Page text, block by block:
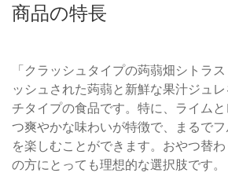
商品の特長
「クラッシュタイプの蒟蒻畑シトラ
ッシュされた蒟蒻と新鮮な果汁ジュ
チタイプの食品です。特に、ライム
つ爽やかな味わいが特徴で、まるで
を楽しむことができます。おやつ替
の方にとっても理想的な選択肢です。